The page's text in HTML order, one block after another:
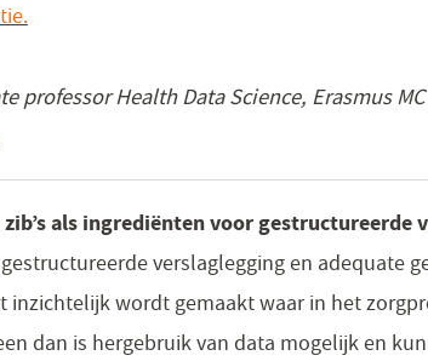
professor Health Data Science, Erasmus MC
zib’s als ingrediënten voor gestructureerde
verslaglegging en adequate
inzichtelijk wordt gemaakt waar in het
dan is hergebruik van data mogelijk en